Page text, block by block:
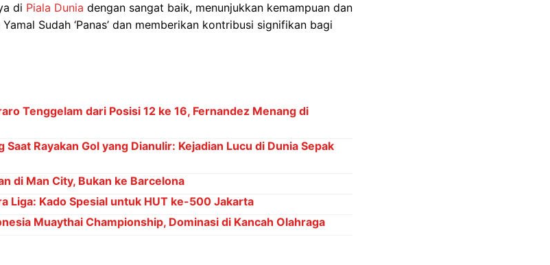
di Piala Dunia dengan sangat baik, menunjukkan kemampuan dan
Sudah ‘Panas’ dan memberikan kontribusi signifikan bagi
Tenggelam dari Posisi 12 ke 16, Fernandez Menang di
Saat Rayakan Gol yang Dianulir: Kejadian Lucu di Dunia Sepak
di Man City, Bukan ke Barcelona
Liga: Kado Spesial untuk HUT ke-500 Jakarta
Muaythai Championship, Dominasi di Kancah Olahraga